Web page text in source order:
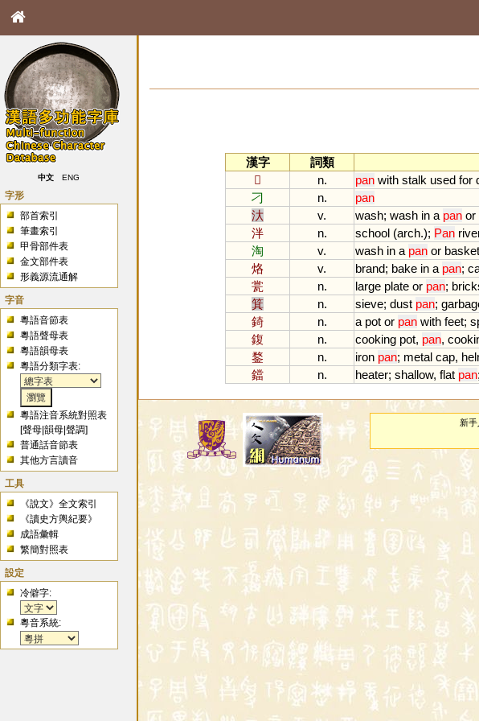
中文 ENG
字形
部首索引
筆畫索引
甲骨部件表
金文部件表
形義源流通解
字音
粵語音節表
粵語聲母表
粵語韻母表
粵語分類字表:
粵語注音系統對照表
[聲母 |韻母 |聲調]
普通話音節表
其他方言讀音
工具
《說文》全文索引
《讀史方輿紀要》
成語彙輯
繁簡對照表
設定
冷僻字:
粵音系統:
漢字
詞類
𠦒
n. pan with stalk used for
刁
n.
pan
汏
v. wash; wash in a pan or
泮
n. school (arch.); Pan
淘
v. wash in a pan or basket
烙
v. brand; bake in a pan;
瓽
n. large plate or pan;
箕
n. sieve; dust pan;
錡
n. a pot or pan with feet;
鍑
n. cooking pot, pan,
鍪
n. iron pan; metal cap,
鐺
n. heater; shallow, flat pan;
新手